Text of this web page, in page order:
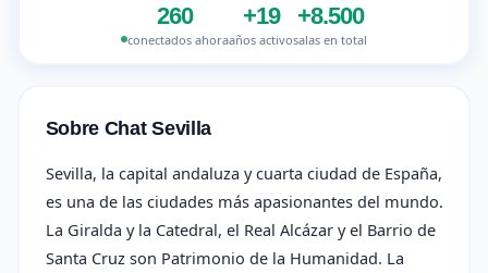
260
conectados ahora
+19
años activo
+8.500
salas en total
Sobre Chat Sevilla
Sevilla, la capital andaluza y cuarta ciudad de España,
es una de las ciudades más apasionantes del mundo.
La Giralda y la Catedral, el Real Alcázar y el Barrio de
Santa Cruz son Patrimonio de la Humanidad. La